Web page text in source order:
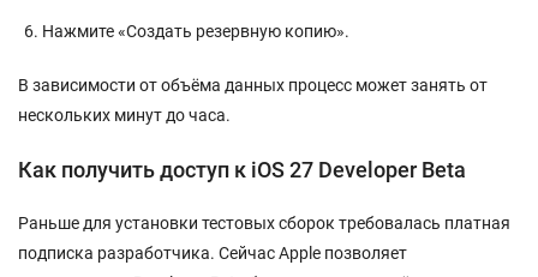
Нажмите «Создать резервную копию».
В зависимости от объёма данных процесс может занять от
нескольких минут до часа.
Как получить доступ к iOS 27 Developer Beta
Раньше для установки тестовых сборок требовалась платная
подписка разработчика. Сейчас Apple позволяет